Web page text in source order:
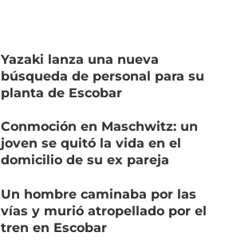
Yazaki lanza una nueva
búsqueda de personal para su
planta de Escobar
Conmoción en Maschwitz: un
joven se quitó la vida en el
domicilio de su ex pareja
Un hombre caminaba por las
vías y murió atropellado por el
tren en Escobar